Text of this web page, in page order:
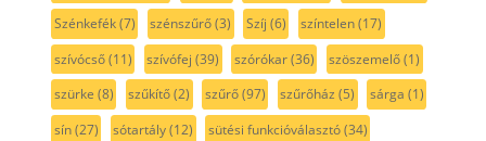
Szénkefék(7) szénszűrő(3) Szíj (6) színtelen(17)
szívócső(11) szívófej (39) szórókar(36) szöszemelő(1)
szürke (8) szűkítő(2) szűrő(97) szűrőház (5) sárga (1)
sín(27) sótartály(12) sütési funkcióválasztó(34)